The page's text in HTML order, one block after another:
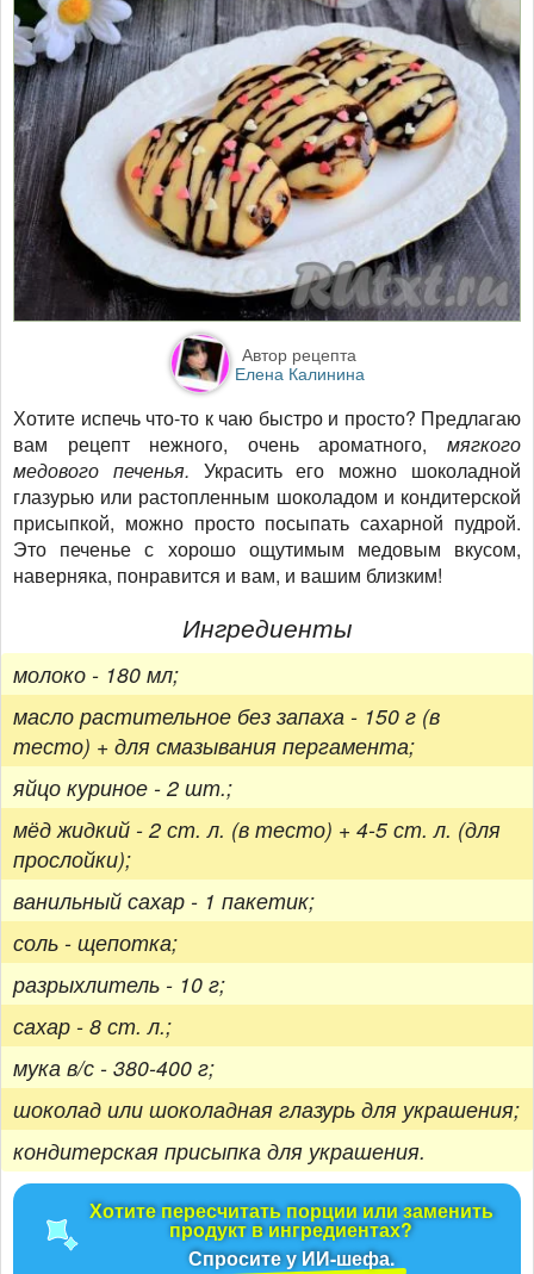
Автор рецепта
Елена Калинина
Хотите испечь что-то к чаю быстро и просто? Предлагаю
вам рецепт
нежного, очень ароматного,мягкого
медового печенья. Украсить его можно шоколадной
глазурью или растопленным шоколадом и кондитерской
присыпкой, можно просто посыпать сахарной пудрой.
Это печенье с хорошо ощутимым медовым вкусом,
наверняка, понравится и вам, и вашим близким!
Ингредиенты
молоко - 180 мл;
масло растительное без запаха - 150 г (в
тесто) + для смазывания пергамента;
яйцо куриное - 2 шт.;
мёд жидкий - 2 ст. л. (в тесто) + 4-5 ст. л. (для
прослойки);
ванильный сахар - 1 пакетик;
соль - щепотка;
разрыхлитель - 10 г;
сахар - 8 ст. л.;
мука в/с - 380-400 г;
шоколад или шоколадная глазурь для украшения;
кондитерская присыпка для украшения.
Хотите пересчитать порции или заменить
продукт в ингредиентах?
Спросите у ИИ-шефа.